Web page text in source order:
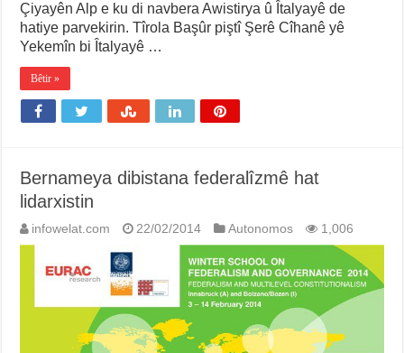
Çiyayên Alp e ku di navbera Awistirya û Îtalyayê de
hatiye parvekirin. Tîrola Başûr piştî Şerê Cîhanê yê
Yekemîn bi Îtalyayê …
Bêtir »
Bernameya dibistana federalîzmê hat
lidarxistin
infowelat.com 22/02/2014 Autonomos 1,006